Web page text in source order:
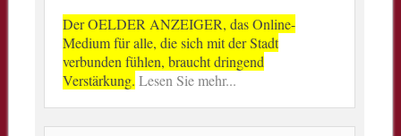
Der OELDER ANZEIGER, das Online-
Medium für alle, die sich mit der Stadt
verbunden fühlen, braucht dringend
Verstärkung. Lesen Sie mehr...